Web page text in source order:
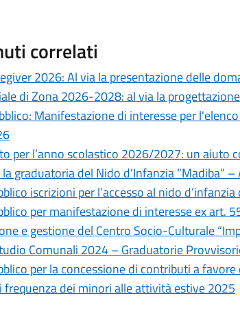
correlati
2026: Al via la presentazione delle
di Zona 2026-2028: al via la
Manifestazione di interesse per
per l’anno scolastico 2026/2027: un aiuto
graduatoria del Nido d’Infanzia “Madiba”
iscrizioni per l’accesso al nido
per manifestazione di interesse ex art.
e gestione del Centro Socio-Culturale
Comunali 2024 – Graduatorie
per la concessione di contributi a
frequenza dei minori alle attività estive 2025